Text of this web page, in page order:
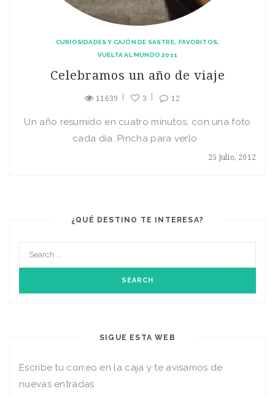
CURIOSIDADES Y CAJÓN DE SASTRE
FAVORITOS
VUELTA AL MUNDO 2011
Celebramos un año de viaje
11639 3 12
25 julio, 2012
Un año resumido en cuatro minutos, con una foto
cada día. Pincha para verlo
¿QUÉ DESTINO TE INTERESA?
SIGUE ESTA WEB
Escribe tu correo en la caja y te avisamos de
nuevas entradas